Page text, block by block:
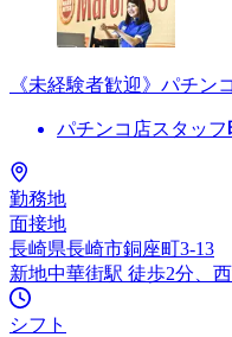
《未経験者歓迎》パチン
パチンコ店スタッフ
勤務地
面接地
長崎県長崎市銅座町3-13
新地中華街駅 徒歩2分、
シフト